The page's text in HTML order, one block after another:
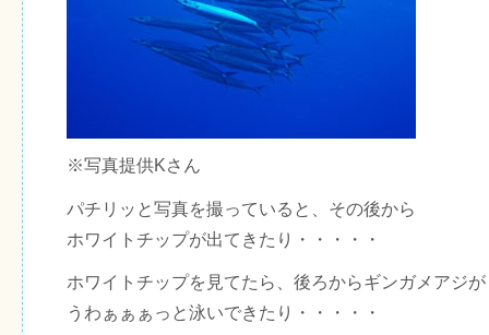
※写真提供Kさん
パチリッと写真を撮っていると、その後から
ホワイトチップが出てきたり・・・・・
ホワイトチップを見てたら、後ろからギンガメアジが
うわぁぁぁっと泳いできたり・・・・・